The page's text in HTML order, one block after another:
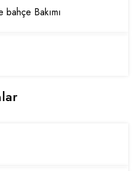
Bakımı